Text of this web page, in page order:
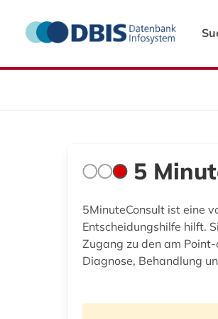
5
5MinuteConsult ist eine
Entscheidungshilfe hilft.
Zugang zu den am
Diagnose, Behandlung